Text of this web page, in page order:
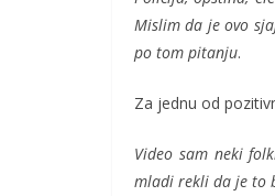
Mislim da je ovo
po tom pitanju.
Za jednu od
Video sam neki
mladi rekli da je to